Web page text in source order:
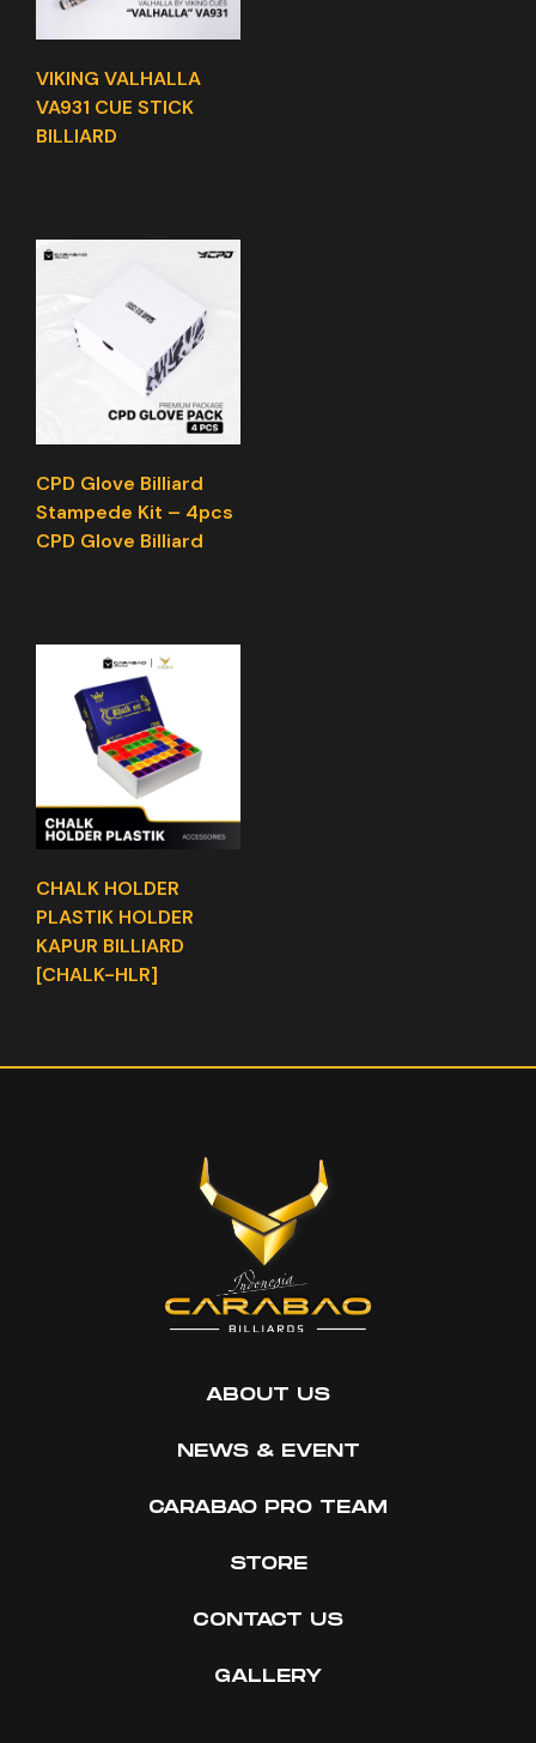
VIKING VALHALLA
VA931 CUE STICK
BILLIARD
CPD Glove Billiard
Stampede Kit – 4pcs
CPD Glove Billiard
CHALK HOLDER
PLASTIK HOLDER
KAPUR BILLIARD
[CHALK-HLR]
ABOUT US
NEWS & EVENT
CARABAO PRO TEAM
STORE
CONTACT US
GALLERY